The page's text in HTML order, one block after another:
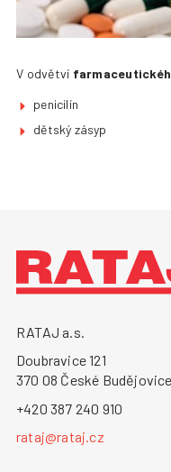
+420 387
ČESKY
V odvětví
penicilín
dětský zásyp
RATAJ a.s.
Doubravice 121
370 08 České Budějovice
+420 387 240 910
rataj@rataj.cz